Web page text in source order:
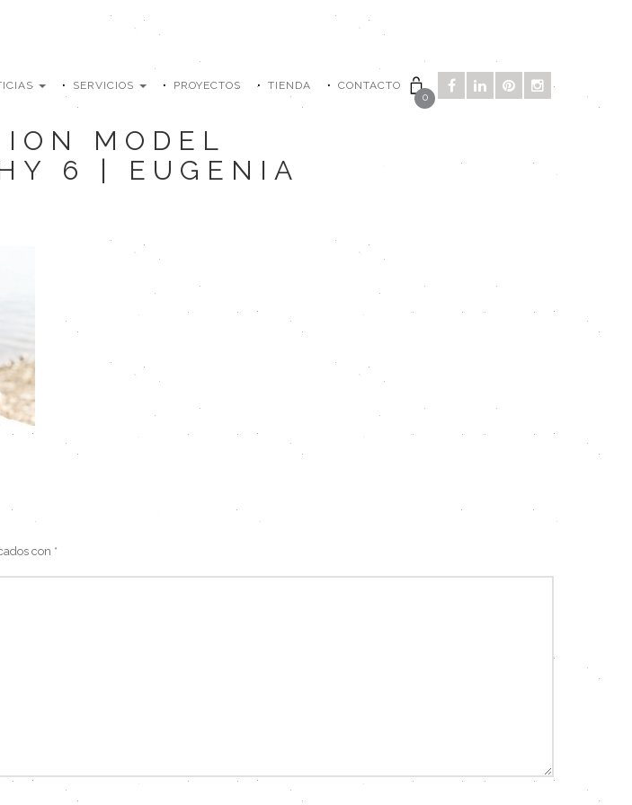
SERVICIOS PROYECTOS TIENDA CONTACTO
0
MODEL
6 | EUGENIA
con *